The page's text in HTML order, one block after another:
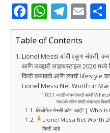
F
a
c
e
b
o
o
k
W
h
at
s
A
p
p
T
el
e
g
ra
m
E
m
l
Table of Contents
Lionel Messi यांची एकूण संपत्ती,
आणि लक्झरी लाइफस्टाइल 2026 मध्ये
किती कमावतो आणि त्याची lifestyle
Lionel Messi Net Worth in
मराठी वाचकांसाठी आम्ही
त्यामध्ये नविन गोष्टी वाचायला
लिओनेल मेस्सी कोण आहे? | Who
Lionel Messi Net Worth
किती आहे